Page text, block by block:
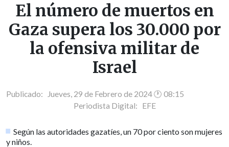
El número de muertos en
Gaza supera los 30.000 por
la ofensiva militar de
Israel
Publicado: Jueves, 29 de Febrero de 2024 🕐 08:15
Periodista Digital: EFE
Según las autoridades gazatíes, un 70 por ciento son mujeres
y niños.